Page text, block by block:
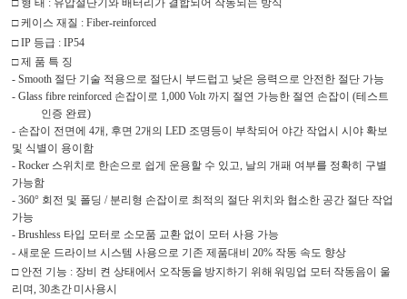
□ 형 태 : 유압절단기와 배터리가 결합되어 작동되는 방식
□케이스 재질 : Fiber-reinforced
□IP 등급 : IP54
□제 품 특 징
- Smooth 절단 기술 적용으로 절단시 부드럽고 낮은 응력으로 안전한 절단 가능
-Glass fibre reinforced 손잡이로 1,000 Volt까지 절연 가능한 절연 손잡이(테스트
인증 완료)
- 손잡이 전면에4개, 후면2개의LED 조명등이 부착되어 야간 작업시 시야 확보
및 식별이 용이함
- Rocker 스위치로 한손으로 쉽게 운용할 수 있고, 날의 개패 여부를 정확히 구별
가능함
- 360° 회전 및 폴딩/ 분리형 손잡이로 최적의 절단 위치와 협소한 공간 절단 작업
가능
- Brushless 타입 모터로 소모품 교환 없이 모터 사용 가능
-새로운 드라이브 시스템 사용으로 기존 제품대비20% 작동 속도 향상
□ 안전 기능 : 장비 켠 상태에서 오작동을 방지하기 위해 워밍업 모터 작동음이 울
리며, 30초간 미사용시